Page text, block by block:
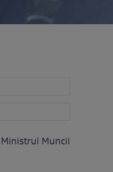
Muncii